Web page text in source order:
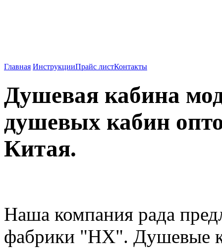
Главная ИнструкцииПрайс листКонтакты
Душевая кабина
душевых кабин
Китая.
Наша компания рада
фабрики "HX". Душевые